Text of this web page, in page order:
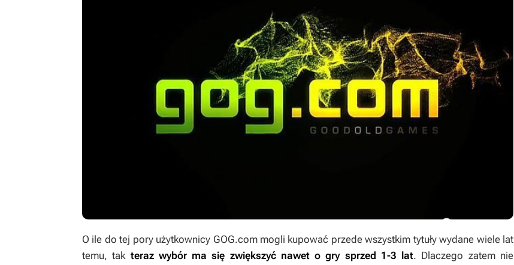
O ile do tej pory użytkownicy GOG.com mogli kupować przede wszystkim tytuły wydane wiele lat
temu, tak teraz wybór ma się zwiększyć nawet o gry sprzed 1-3 lat. Dlaczego zatem nie